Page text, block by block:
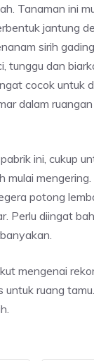
Tanaman ini
jantung
sirih
tunggu dan
cocok untuk
dalam
ini, cukup
mulai
potong
Perlu diingat
mengenai
ruang